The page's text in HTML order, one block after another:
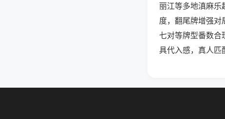
丽江等多地滇麻乐
度，翻尾牌增强
七对等牌型番数合
具代入感，真人匹